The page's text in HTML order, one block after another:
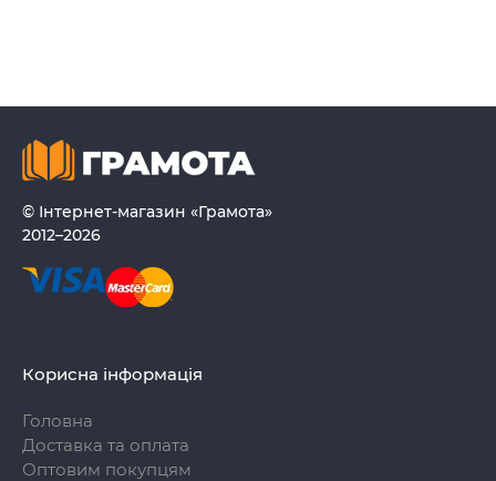
© Інтернет-магазин «Грамота»
2012–2026
Корисна інформація
Головна
Доставка та оплата
Оптовим покупцям